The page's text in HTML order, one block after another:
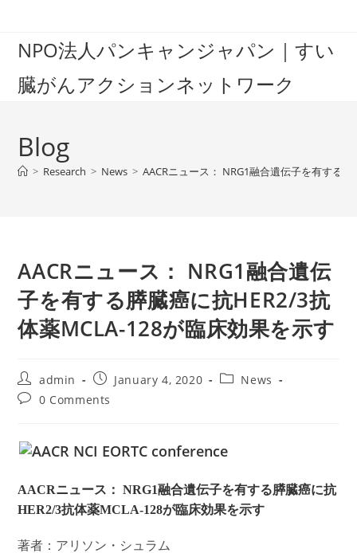
contentNPO法人パンキャンジャパン｜すい
臓がんアクションネットワーク
Blog
> Research > News > AACRニュース： NRG1融合遺伝子を有する
AACRニュース： NRG1融合遺伝
子を有する膵臓癌に抗HER2/3抗
体薬MCLA-128が臨床効果を示す
Post
author:
admin
Post
published:
January 4, 2020
PostNews
Post0 Comments
AACRニュース： NRG1融合遺伝子を有する膵臓癌に抗
HER2/3抗体薬MCLA-128が臨床効果を示す
著者：アリソン・シュラム